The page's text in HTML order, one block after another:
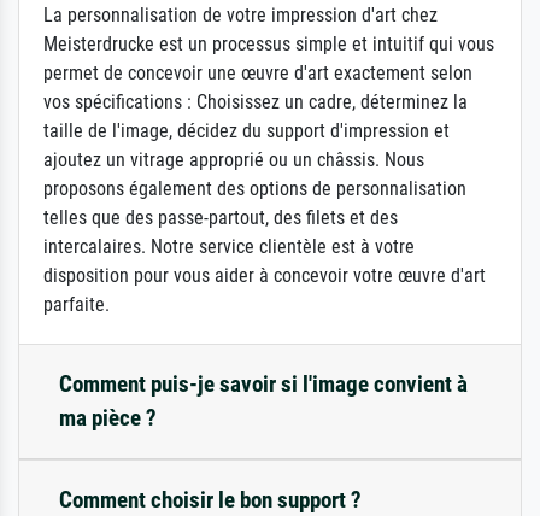
La personnalisation de votre impression d'art chez
Meisterdrucke est un processus simple et intuitif qui vous
permet de concevoir une œuvre d'art exactement selon
vos spécifications : Choisissez un cadre, déterminez la
taille de l'image, décidez du support d'impression et
ajoutez un vitrage approprié ou un châssis. Nous
proposons également des options de personnalisation
telles que des passe-partout, des filets et des
intercalaires. Notre service clientèle est à votre
disposition pour vous aider à concevoir votre œuvre d'art
parfaite.
Comment puis-je savoir si l'image convient à
ma pièce ?
Comment choisir le bon support ?